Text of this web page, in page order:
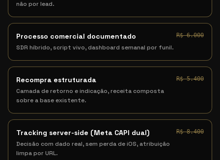
não por lead.
Processo comercial documentado
SDR híbrido, script vivo, dashboard semanal por funil.
R$ 6.000
Recompra estruturada
Camada de retorno e indicação, receita composta
sobre a base existente.
R$ 5.400
Tracking server-side (Meta CAPI dual)
Decisão com dado real, sem perda de iOS, atribuição
limpa por URL.
R$ 8.400